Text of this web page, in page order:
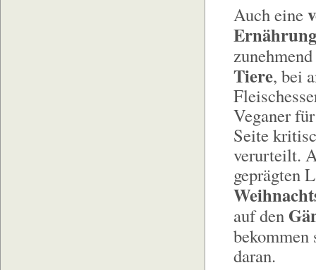
Auch eine
Tiere, bei
Veganer
Seite
verurteilt.
geprägten
auf den
daran.